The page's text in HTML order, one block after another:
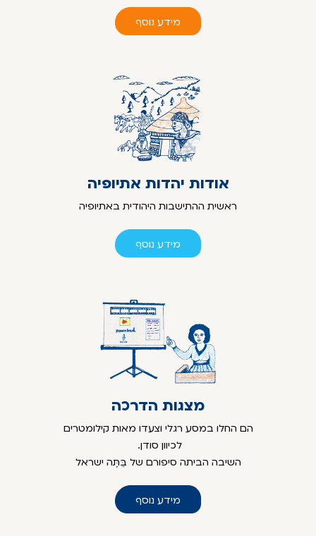
מידע נוסף
אודות יהדות אתיופיה
ראשית ההתישבות היהודית באתיופיה
מידע נוסף
מצגות הדרכה
הם החלו במסע רגלי וצעדו מאות קילומטרים
לכיוון סודן.
השיבה הביתה סיפורם של בֵּתֶּה ישראל
מידע נוסף